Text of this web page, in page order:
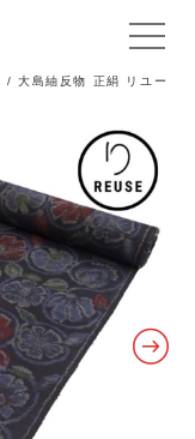
メ
ニ
ー
開
閉
/ 大島紬反物 正絹 リユー